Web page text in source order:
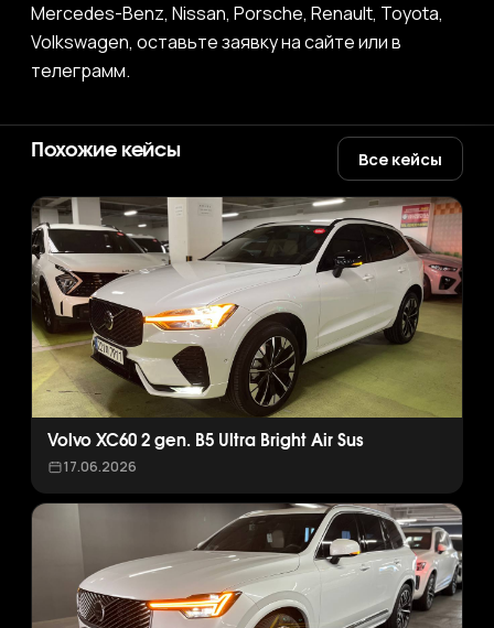
Mercedes-Benz, Nissan, Porsche, Renault, Toyota,
Volkswagen, оставьте заявку на сайте или в
телеграмм.
Похожие кейсы Все кейсы
Volvo XC60 2 gen. B5 Ultra Bright Air Sus
17.06.2026